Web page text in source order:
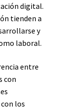
digital.
tienden a
y
laboral.
entre
con
los